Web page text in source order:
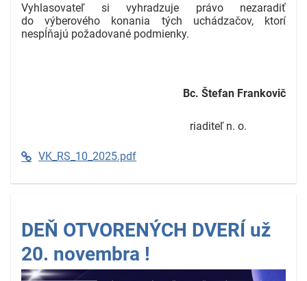
Vyhlasovateľ si vyhradzuje právo nezaradiť
do výberového konania tých uchádzačov, ktorí
nespĺňajú požadované podmienky.
Bc. Štefan Frankovič
riaditeľ n. o.
VK_RS_10_2025.pdf
DEŇ OTVORENÝCH DVERÍ už
20. novembra !